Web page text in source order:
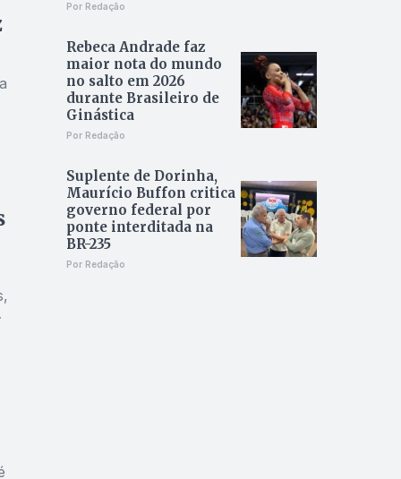
Por Redação
Rebeca Andrade faz
maior nota do mundo
no salto em 2026
durante Brasileiro de
Ginástica
Por Redação
Suplente de Dorinha,
Maurício Buffon critica
governo federal por
ponte interditada na
BR-235
Por Redação